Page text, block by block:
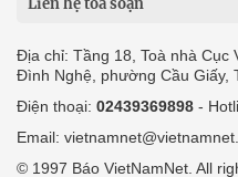
Địa chỉ: Tầng 18, Toà nhà Cục
Đình Nghệ, phường Cầu Giấy,
Điện thoại: 02439369898 -
Email:
© 1997 Báo VietNamNet. All